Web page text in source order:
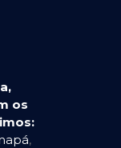
os
,